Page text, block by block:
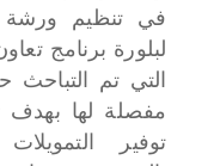
في تنظيم ورشة
لبلورة برنامج
التي تم التباحث
مفصلة لها بهدف
توفير